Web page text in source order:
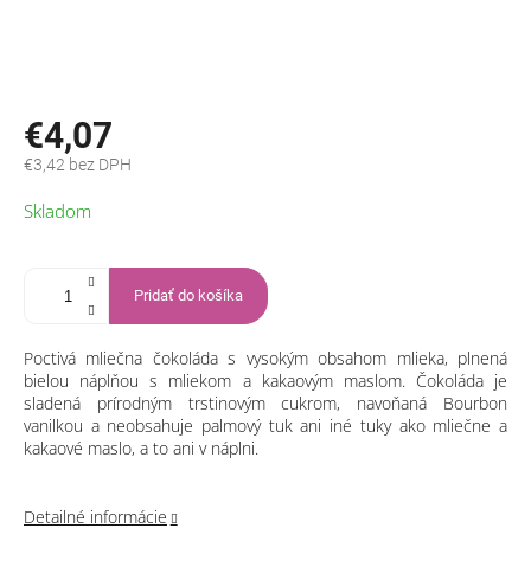
€4,07
€3,42 bez DPH
cena:
Skladom
Pridať do košíka
Poctivá mliečna čokoláda s vysokým obsahom mlieka, plnená
bielou náplňou s mliekom a kakaovým maslom. Čokoláda je
sladená prírodným trstinovým cukrom, navoňaná Bourbon
vanilkou a neobsahuje palmový tuk ani iné tuky ako mliečne a
kakaové maslo, a to ani v náplni.
Detailné informácie